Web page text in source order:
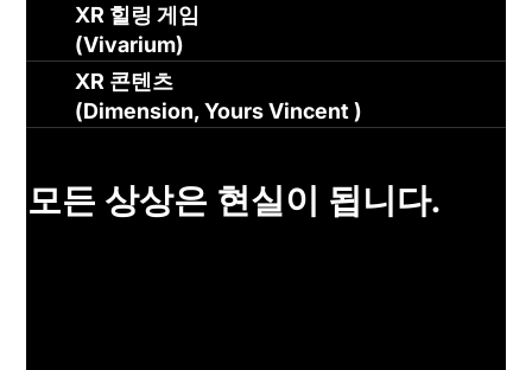
XR 힐링 게임
(Vivarium)
XR 콘텐츠
(Dimension, Yours Vincent )
모든 상상은 현실이 됩니다.